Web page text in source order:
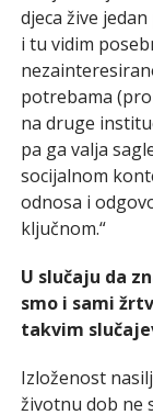
djeca žive
i tu vidim
potrebama
na druge
pa ga valja
socijalnom
odnosa i
ključnom.“
U slučaju da
smo i sami
takvim
Izloženost
životnu dob ne